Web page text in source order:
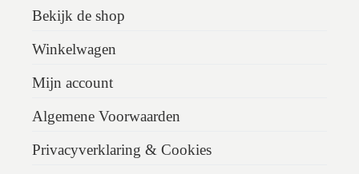
Bekijk de shop
Winkelwagen
Mijn account
Algemene Voorwaarden
Privacyverklaring & Cookies